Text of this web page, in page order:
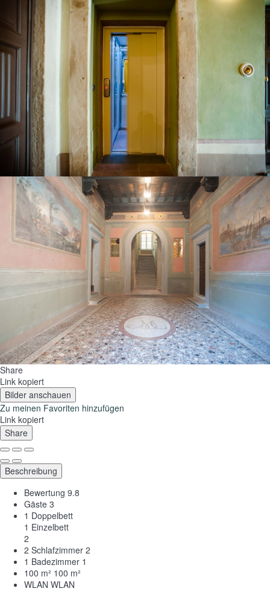
Share
Link kopiert
Bilder anschauen
Zu meinen Favoriten hinzufügen
Link kopiert
Share
Beschreibung
Bewertung 9.8
Gäste 3
1 Doppelbett
1 Einzelbett
2
2 Schlafzimmer 2
1 Badezimmer 1
100 m² 100 m²
WLAN WLAN